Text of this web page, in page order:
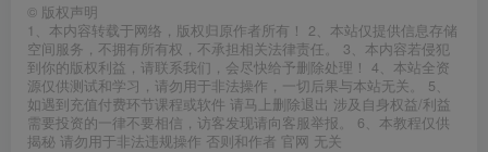
© 版权声明
1、本内容转载于网络，版权归原作者所有！ 2、本站仅提供信息存储
空间服务，不拥有所有权，不承担相关法律责任。 3、本内容若侵犯
到你的版权利益，请联系我们，会尽快给予删除处理！ 4、本站全资
源仅供测试和学习，请勿用于非法操作，一切后果与本站无关。 5、
如遇到充值付费环节课程或软件 请马上删除退出 涉及自身权益/利益
需要投资的一律不要相信，访客发现请向客服举报。 6、本教程仅供
揭秘 请勿用于非法违规操作 否则和作者 官网 无关